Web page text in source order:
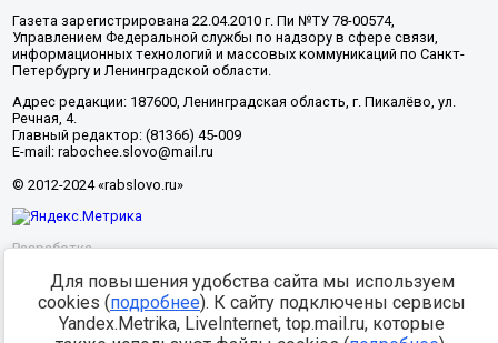
Газета зарегистрирована 22.04.2010 г. Пи №ТУ 78-00574,
Управлением Федеральной службы по надзору в сфере связи,
информационных технологий и массовых коммуникаций по Санкт-
Петербургу и Ленинградской области.
Адрес редакции: 187600, Ленинградская область, г. Пикалёво, ул.
Речная, 4.
Главный редактор: (81366) 45-009
E-mail: rabochee.slovo@mail.ru
© 2012-2024 «rabslovo.ru»
Разработка -
Для повышения удобства сайта мы используем
cookies (подробнее). К сайту подключены сервисы
Yandex.Metrika, LiveInternet, top.mail.ru, которые